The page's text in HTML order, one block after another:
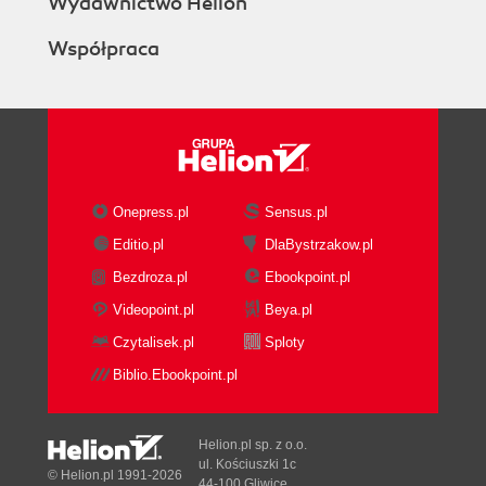
Wyszukiwanie wyrazów w słowniku (161)
Pierwsze kroki z drukowaniem (167)
drukowaniem (168)
Drukowanie dokumentu (169)
Wybieranie drukarki (170)
Konfiguracja ustawień (170)
Wysyłanie faksów (172)
Drukowanie kopert (175)
Formatowanie adresów na kopercie (177)
Wybieranie metody podawania kopert (178)
Współpraca
Onepress.pl
Sensus.pl
Editio.pl
DlaBystrzakow.pl
Bezdroza.pl
Ebookpoint.pl
Videopoint.pl
Beya.pl
Czytalisek.pl
Sploty
Biblio.Ebookpoint.pl
© Helion.pl 1991-2026
Helion.pl sp. z o.o.
ul. Kościuszki 1c